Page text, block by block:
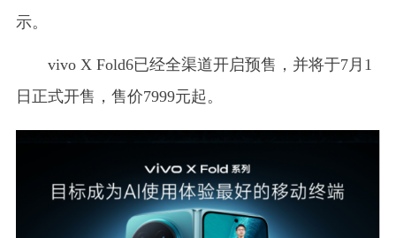
示。
vivo X Fold6已经全渠道开启预售，并将于7月1
日正式开售，售价7999元起。